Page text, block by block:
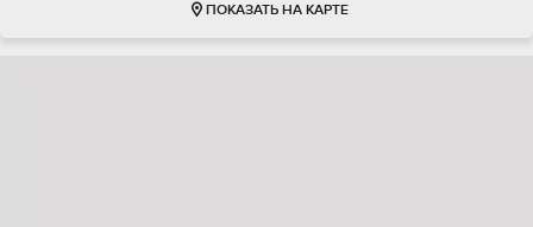
ПОКАЗАТЬ НА КАРТЕ